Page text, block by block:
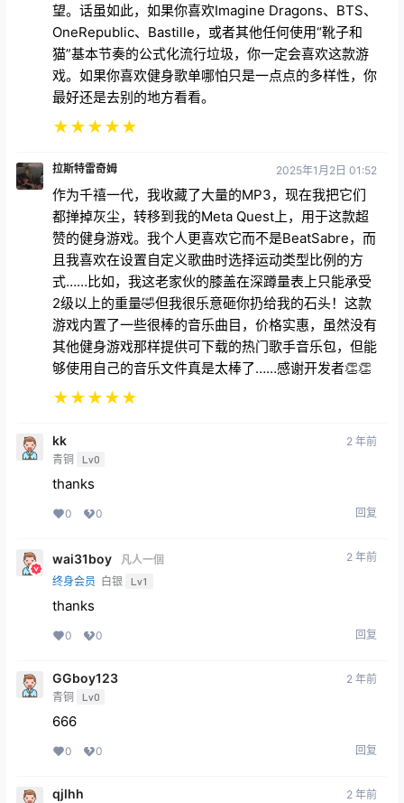
望。话虽如此，如果你喜欢Imagine Dragons、BTS、
OneRepublic、Bastille，或者其他任何使用“靴子和
猫”基本节奏的公式化流行垃圾，你一定会喜欢这款游
戏。如果你喜欢健身歌单哪怕只是一点点的多样性，你
最好还是去别的地方看看。
★★★★★
拉斯特雷奇姆 2025年1月2日 01:52
作为千禧一代，我收藏了大量的MP3，现在我把它们
都掸掉灰尘，转移到我的Meta Quest上，用于这款超
赞的健身游戏。我个人更喜欢它而不是BeatSabre，而
且我喜欢在设置自定义歌曲时选择运动类型比例的方
式……比如，我这老家伙的膝盖在深蹲量表上只能承受
2级以上的重量🤣但我很乐意砸你扔给我的石头！这款
游戏内置了一些很棒的音乐曲目，价格实惠，虽然没有
其他健身游戏那样提供可下载的热门歌手音乐包，但能
够使用自己的音乐文件真是太棒了……感谢开发者👏👏
★★★★★
kk
青铜 Lv0
2 年前
thanks
0 0 回复
wai31boy
凡人一個
终身会员 白银 Lv1
2 年前
thanks
0 0 回复
GGboy123
青铜 Lv0
2 年前
666
0 0 回复
qjlhh 2 年前